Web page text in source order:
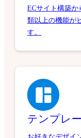
ECサイト構築か
類以上の機能が
す。
テンプレ